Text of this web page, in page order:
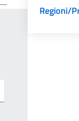
Regioni/